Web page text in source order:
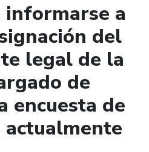
informarse a
del
legal de la
de
encuesta de
actualmente